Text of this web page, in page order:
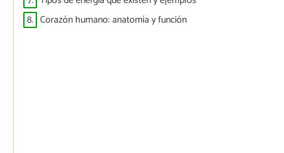
8. Corazón humano: anatomía y función